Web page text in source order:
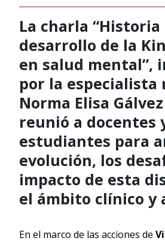
La charla “Historia
desarrollo de la
en salud mental”,
por la especialista
Norma Elisa
reunió a docentes
estudiantes para
evolución, los
impacto de esta
el ámbito clínico y
En el marco de las acciones de